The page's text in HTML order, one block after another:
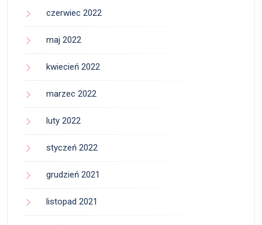
czerwiec 2022
maj 2022
kwiecień 2022
marzec 2022
luty 2022
styczeń 2022
grudzień 2021
listopad 2021